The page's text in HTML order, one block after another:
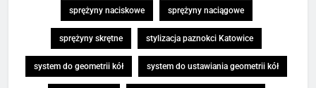
sprężyny naciskowe sprężyny naciągowe
sprężyny skrętne stylizacja paznokci Katowice
system do geometrii kół system do ustawiania geometrii kół